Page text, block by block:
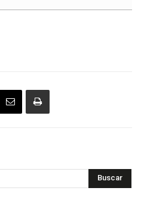
Buscar